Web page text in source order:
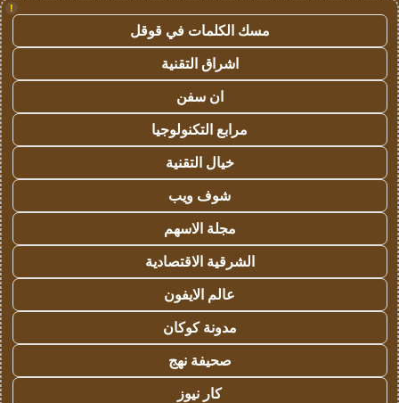
!
مسك الكلمات في قوقل
اشراق التقنية
ان سفن
مرابع التكنولوجيا
خيال التقنية
شوف ويب
مجلة الاسهم
الشرقية الاقتصادية
عالم الايفون
مدونة كوكان
صحيفة نهج
كار نيوز